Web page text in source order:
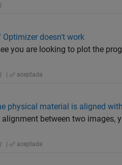
Optimizer doesn't work
you are looking to plot the
| aceptada
physical material is aligned
alignment between two
| aceptada